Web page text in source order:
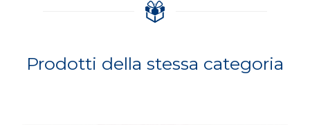
Prodotti della stessa categoria